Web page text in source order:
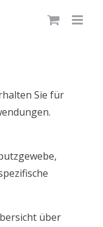
Sie für
über